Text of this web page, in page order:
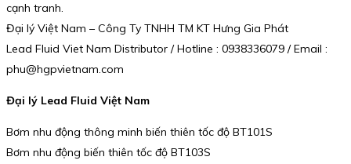
cạnh tranh.
Đại lý Việt Nam – Công Ty TNHH TM KT Hưng Gia Phát
Lead Fluid Viet Nam Distributor / Hotline : 0938336079 / Email :
phu@hgpvietnam.com
Đại lý Lead Fluid Việt Nam
Bơm nhu động thông minh biến thiên tốc độ BT101S
Bơm nhu động biến thiên tốc độ BT103S